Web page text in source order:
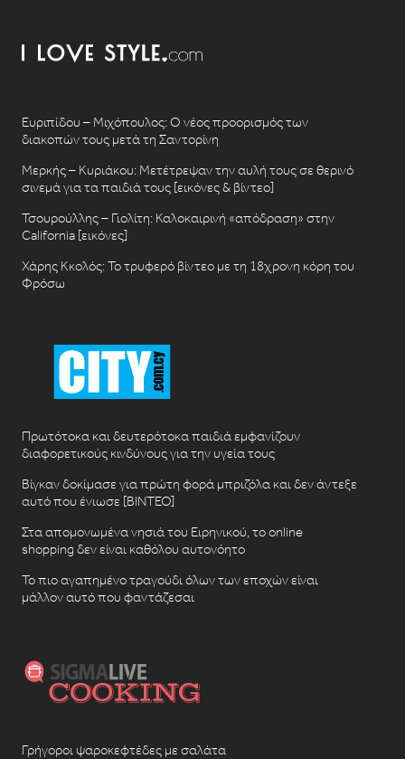
Ευριπίδου – Μιχόπουλος: Ο νέος προορισμός των
διακοπών τους μετά τη Σαντορίνη
Μερκής – Κυριάκου: Μετέτρεψαν την αυλή τους σε θερινό
σινεμά για τα παιδιά τους [εικόνες & βίντεο]
Τσουρούλλης – Γιολίτη: Καλοκαιρινή «απόδραση» στην
California [εικόνες]
Χάρης Κκολός: Το τρυφερό βίντεο με τη 18χρονη κόρη του
Φρόσω
Πρωτότοκα και δευτερότοκα παιδιά εμφανίζουν
διαφορετικούς κινδύνους για την υγεία τους
Βίγκαν δοκίμασε για πρώτη φορά μπριζόλα και δεν άντεξε
αυτό που ένιωσε [ΒΙΝΤΕΟ]
Στα απομονωμένα νησιά του Ειρηνικού, το online
shopping δεν είναι καθόλου αυτονόητο
Το πιο αγαπημένο τραγούδι όλων των εποχών είναι
μάλλον αυτό που φαντάζεσαι
Γρήγοροι ψαροκεφτέδες με σαλάτα